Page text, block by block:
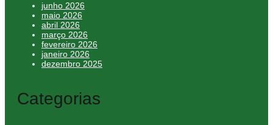
junho 2026
maio 2026
abril 2026
março 2026
fevereiro 2026
janeiro 2026
dezembro 2025
Categorias